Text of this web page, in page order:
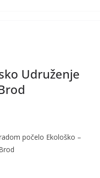
Udruženje
počelo Ekološko –